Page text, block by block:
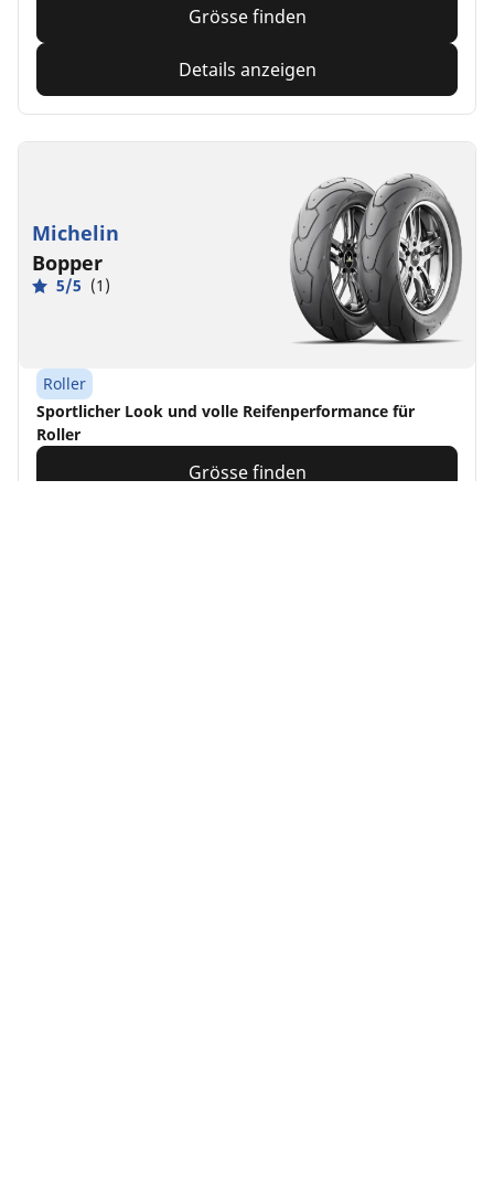
Grösse finden
Details anzeigen
Michelin
Bopper
5/5 (1)
Roller
Sportlicher Look und volle Reifenperformance für
Roller
Grösse finden